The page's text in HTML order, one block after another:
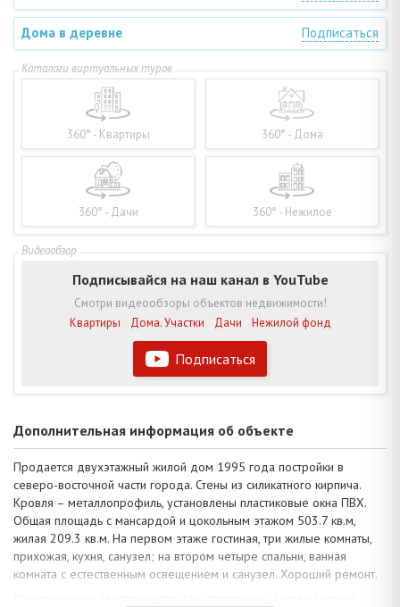
Дома в деревне Подписаться
360° - Квартиры 360° - Дома
360° - Дачи 360° - Нежилое
Подписаться
Подписывайся на наш канал в YouTube
Смотри видеообзоры объектов недвижимости!
Квартиры
Дома. Участки Дачи Нежилой фонд
Дополнительная информация об объекте
Продается двухэтажный жилой дом 1995 года постройки в
северо-восточной части города. Стены из силикатного кирпича.
Кровля – металлопрофиль, установлены пластиковые окна ПВХ.
Общая площадь с мансардой и цокольным этажом 503.7 кв.м,
жилая 209.3 кв.м. На первом этаже гостиная, три жилые комнаты,
прихожая, кухня, санузел; на втором четыре спальни, ванная
комната с естественным освещением и санузел. Хороший ремонт.